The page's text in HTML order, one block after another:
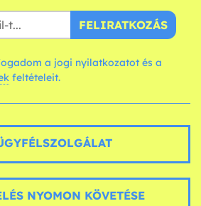
FELIRATKOZÁS
a jogi nyilatkozatot és a
feltételeit.
NYOMON KÖVETÉSE